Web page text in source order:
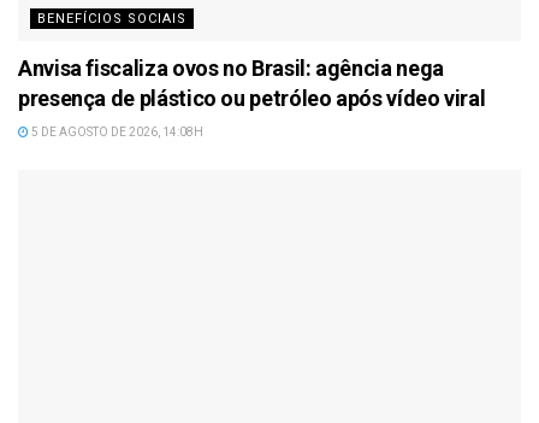
BENEFÍCIOS SOCIAIS
Anvisa fiscaliza ovos no Brasil: agência nega
presença de plástico ou petróleo após vídeo viral
5 DE AGOSTO DE 2026, 14:08H